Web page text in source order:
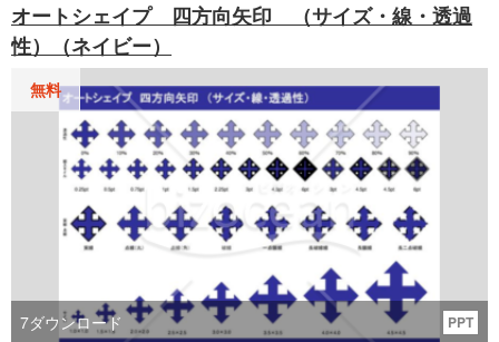
います。
オートシェイプ 四方向矢印 （サイズ・線・透過
性）（ネイビー）
無料
7ダウンロード PPT